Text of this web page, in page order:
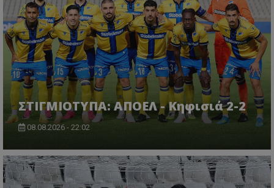
ΣΤΙΓΜΙΟΤΥΠΑ: ΑΠΟΕΛ - Κηφισιά 2-2
08.08.2026 - 22:02